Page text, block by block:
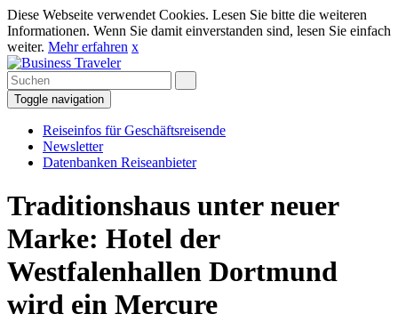
Diese Webseite verwendet Cookies. Lesen Sie bitte die weiteren
Informationen. Wenn Sie damit einverstanden sind, lesen Sie einfach
weiter. Mehr erfahren x
Toggle navigation
Reiseinfos für Geschäftsreisende
Newsletter
Datenbanken Reiseanbieter
Traditionshaus unter neuer
Marke: Hotel der
Westfalenhallen Dortmund
wird ein Mercure